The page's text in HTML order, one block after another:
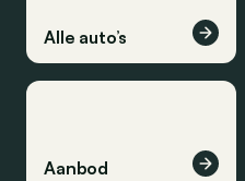
Alle auto’s
Aanbod